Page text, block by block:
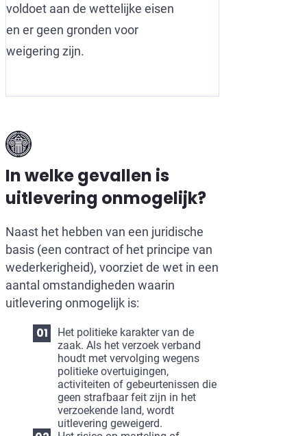
voldoet aan de wettelijke eisen
en er geen gronden voor
weigering zijn.
In welke gevallen is
uitlevering onmogelijk?
Naast het hebben van een juridische
basis (een contract of het principe van
wederkerigheid), voorziet de wet in een
aantal omstandigheden waarin
uitlevering onmogelijk is:
Het politieke karakter van de
zaak. Als het verzoek verband
houdt met vervolging wegens
politieke overtuigingen,
activiteiten of gebeurtenissen die
geen strafbaar feit zijn in het
verzoekende land, wordt
uitlevering geweigerd.